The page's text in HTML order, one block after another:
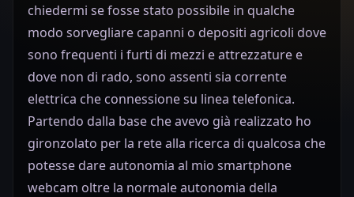
chiedermi se fosse stato possibile in qualche
modo sorvegliare capanni o depositi agricoli dove
sono frequenti i furti di mezzi e attrezzature e
dove non di rado, sono assenti sia corrente
elettrica che connessione su linea telefonica.
Partendo dalla base che avevo già realizzato ho
gironzolato per la rete alla ricerca di qualcosa che
potesse dare autonomia al mio smartphone
webcam oltre la normale autonomia della